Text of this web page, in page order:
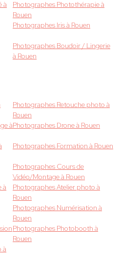
à
Photographes Photothérapie à
Rouen
Photographes Iris à Rouen
Photographes Boudoir / Lingerie
à Rouen
Photographes Retouche photo à
Rouen
àPhotographes Drone à Rouen
Photographes Formation à Rouen
Photographes Cours de
Vidéo/Montage à Rouen
à
Photographes Atelier photo à
Rouen
Photographes Numérisation à
Rouen
Photographes Photobooth à
Rouen
à